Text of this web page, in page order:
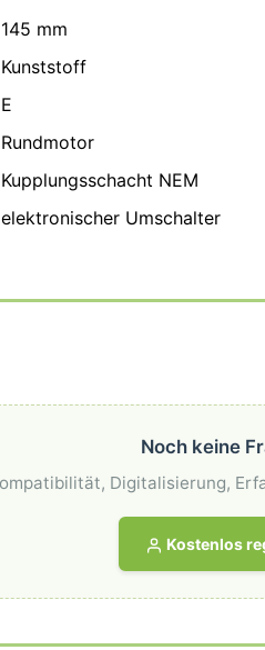
145 mm
Kunststoff
E
Rundmotor
Kupplungsschacht NEM
elektronischer Umschalter
Noch keine
Digitalisierung,
Kostenlos